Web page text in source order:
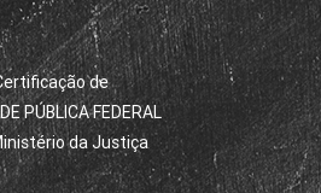
de
PÚBLICA FEDERAL
da Justiça